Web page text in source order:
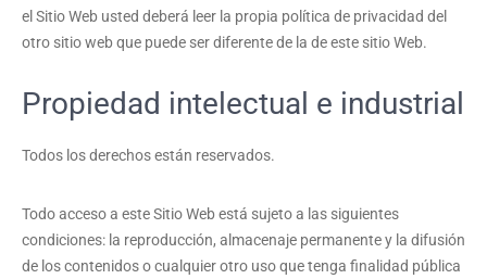
el Sitio Web usted deberá leer la propia política de privacidad del
otro sitio web que puede ser diferente de la de este sitio Web.
Propiedad intelectual e industrial
Todos los derechos están reservados.
Todo acceso a este Sitio Web está sujeto a las siguientes
condiciones: la reproducción, almacenaje permanente y la difusión
de los contenidos o cualquier otro uso que tenga finalidad pública